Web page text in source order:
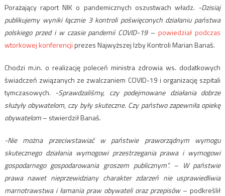
Porażający raport NIK o pandemicznych oszustwach władz. -Dzisiaj
publikujemy wyniki łącznie 3 kontroli poświęconych działaniu państwa
polskiego przed i w czasie pandemii COVID-19 –powiedział podczas
wtorkowej konferencjiprezes Najwyższej Izby Kontroli Marian Banaś.
Chodzi m.in. o realizację poleceń ministra zdrowia ws. dodatkowych
świadczeń związanych ze zwalczaniem COVID-19 i organizację szpitali
tymczasowych. -Sprawdzaliśmy, czy podejmowane działania dobrze
służyły obywatelom, czy były skuteczne. Czy państwo zapewniła opiekę
obywatelom– stwierdził Banaś.
-Nie można przeciwstawiać w państwie praworządnym wymogu
skutecznego działania wymogowi przestrzegania prawa i wymogowi
gospodarnego gospodarowania groszem publicznym”. – W państwie
prawa nawet nieprzewidziany charakter zdarzeń nie usprawiedliwia
marnotrawstwa i łamania praw obywateli oraz przepisów– podkreślił